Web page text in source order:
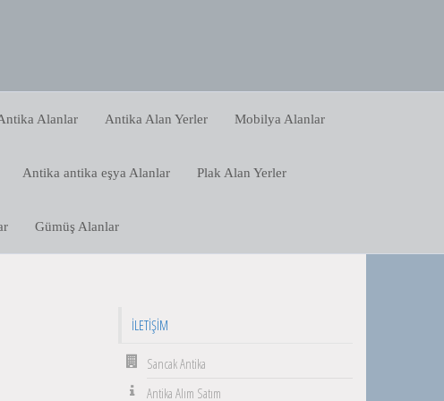
Alanlar Antika Alan Yerler Mobilya Alanlar
Antika antika eşya Alanlar Plak Alan Yerler
Gümüş Alanlar
İLETIŞIM
Sancak Antika
Antika Alım Satım